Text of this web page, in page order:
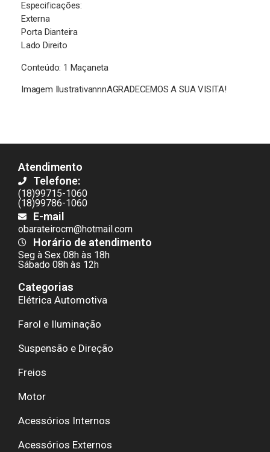
Especificações:
Externa
Porta Dianteira
Lado Direito
Conteúdo: 1 Maçaneta
Imagem IlustrativannnAGRADECEMOS A SUA VISITA!
Atendimento
Telefone:
(18)99715-1060
(18)99786-1060
E-mail
obarateirocm@hotmail.com
Horário de atendimento
Seg à Sex 08h às 18h
Sábado 08h às 12h
Categorias
Elétrica Automotiva
Farol e Iluminação
Suspensão e Direção
Freios
Motor
Acessórios Internos
Acessórios Externos